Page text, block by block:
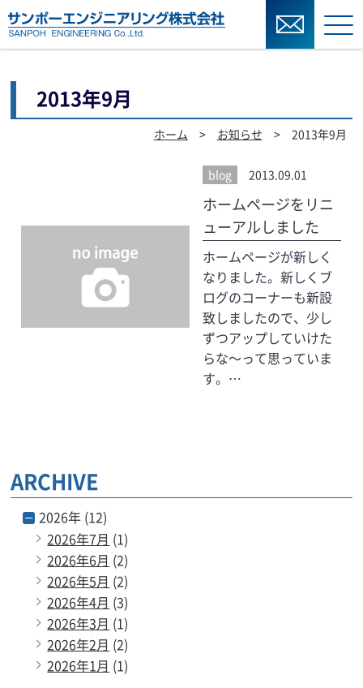
2013年9月
ホーム > お知らせ > 2013年9月
blog 2013.09.01
ホームページをリニ
ューアルしました
ホームページが新しく
なりました。新しくブ
ログのコーナーも新設
致しましたので、少し
ずつアップしていけた
らな～って思っていま
す。…
ARCHIVE
2026年 (12)
2026年7月 (1)
2026年6月 (2)
2026年5月 (2)
2026年4月 (3)
2026年3月 (1)
2026年2月 (2)
2026年1月 (1)